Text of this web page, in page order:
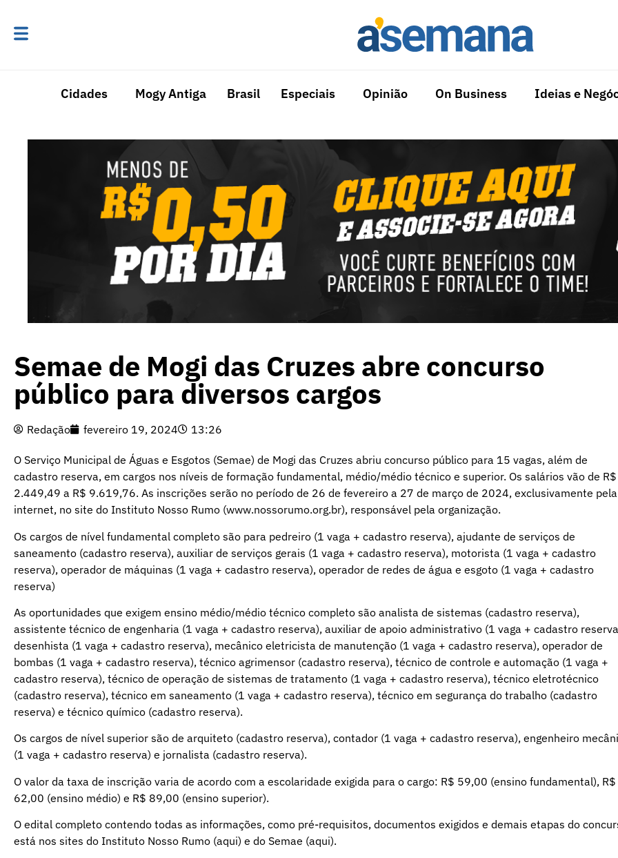
Cidades Mogy Antiga Brasil Especiais Opinião On Business Ideias e
Semae de Mogi das Cruzes abre concurso
público para diversos cargos
Redação fevereiro 19, 2024 13:26
O Serviço Municipal de Águas e Esgotos (Semae) de Mogi das Cruzes abriu concurso público para 15 vagas, além de
cadastro reserva, em cargos nos níveis de formação fundamental, médio/médio técnico e superior. Os salários vão de R$
2.449,49 a R$ 9.619,76. As inscrições serão no período de 26 de fevereiro a 27 de março de 2024, exclusivamente pela
internet, no site do Instituto Nosso Rumo (www.nossorumo.org.br), responsável pela organização.
Os cargos de nível fundamental completo são para pedreiro (1 vaga + cadastro reserva), ajudante de serviços de
saneamento (cadastro reserva), auxiliar de serviços gerais (1 vaga + cadastro reserva), motorista (1 vaga + cadastro
reserva), operador de máquinas (1 vaga + cadastro reserva), operador de redes de água e esgoto (1 vaga + cadastro
reserva)
As oportunidades que exigem ensino médio/médio técnico completo são analista de sistemas (cadastro reserva),
assistente técnico de engenharia (1 vaga + cadastro reserva), auxiliar de apoio administrativo (1 vaga + cadastro
desenhista (1 vaga + cadastro reserva), mecânico eletricista de manutenção (1 vaga + cadastro reserva), operador de
bombas (1 vaga + cadastro reserva), técnico agrimensor (cadastro reserva), técnico de controle e automação (1 vaga +
cadastro reserva), técnico de operação de sistemas de tratamento (1 vaga + cadastro reserva), técnico eletrotécnico
(cadastro reserva), técnico em saneamento (1 vaga + cadastro reserva), técnico em segurança do trabalho (cadastro
reserva) e técnico químico (cadastro reserva).
Os cargos de nível superior são de arquiteto (cadastro reserva), contador (1 vaga + cadastro reserva), engenheiro
(1 vaga + cadastro reserva) e jornalista (cadastro reserva).
O valor da taxa de inscrição varia de acordo com a escolaridade exigida para o cargo: R$ 59,00 (ensino fundamental), R$
62,00 (ensino médio) e R$ 89,00 (ensino superior).
O edital completo contendo todas as informações, como pré-requisitos, documentos exigidos e demais etapas do
está nos sites do Instituto Nosso Rumo (aqui) e do Semae (aqui).